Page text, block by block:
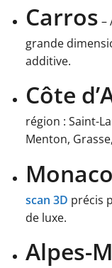
Carros –
grande
additive.
Côte
région : Saint-
Menton,
Monaco
scan 3D précis
de luxe.
Alpes-